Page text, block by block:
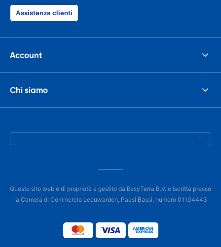
Assistenza clienti
Account
Chi siamo
Questo sito web è di proprietà e gestito da EasyTerra B.V. e iscritta presso
la Camera di Commercio Leeuwarden, Paesi Bassi, numero 01104443